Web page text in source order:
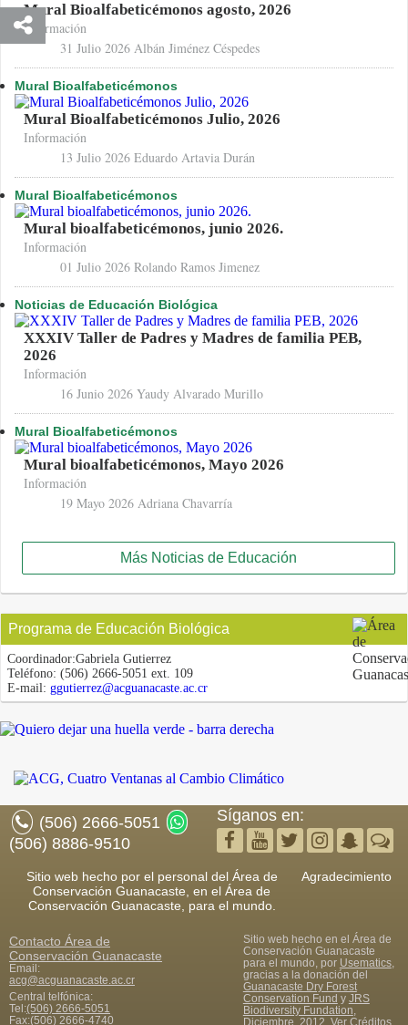
Mural Bioalfabeticémonos agosto, 2026
Información
31 Julio 2026 Albán Jiménez Céspedes
Mural Bioalfabeticémonos
Mural Bioalfabeticémonos Julio, 2026
Información
13 Julio 2026 Eduardo Artavia Durán
Mural Bioalfabeticémonos
Mural bioalfabeticémonos, junio 2026.
Información
01 Julio 2026 Rolando Ramos Jimenez
Noticias de Educación Biológica
XXXIV Taller de Padres y Madres de familia PEB,
2026
Información
16 Junio 2026 Yaudy Alvarado Murillo
Mural Bioalfabeticémonos
Mural bioalfabeticémonos, Mayo 2026
Información
19 Mayo 2026 Adriana Chavarría
Más Noticias de Educación
Programa de Educación Biológica
Coordinador:Gabriela Gutierrez
Teléfono: (506) 2666-5051 ext. 109
E-mail: ggutierrez@acguanacaste.ac.cr
(506) 2666-5051
(506) 8886-9510
Síganos en:
Sitio web hecho por el personal del Área de
Conservación Guanacaste, en el Área de
Conservación Guanacaste, para el mundo.
Agradecimiento
Contacto Área de
Conservación Guanacaste
Email:
acg@acguanacaste.ac.cr
Central telfónica:
Tel:(506) 2666-5051
Fax:(506) 2666-4740
Sitio web hecho en el Área de
Conservación Guanacaste
para el mundo, por Usematics,
gracias a la donación del
Guanacaste Dry Forest
Conservation Fund y JRS
Biodiversity Fundation,